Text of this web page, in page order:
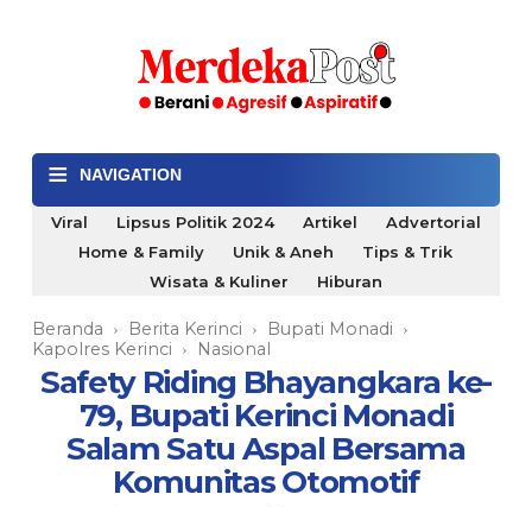
≡ NAVIGATION
Viral Lipsus Politik 2024 Artikel
Advertorial
Home & Family
Unik & Aneh
Tips & Trik
Wisata & Kuliner
Hiburan
Beranda › Berita Kerinci › Bupati Monadi ›
Kapolres Kerinci › Nasional
Safety Riding Bhayangkara ke-
79, Bupati Kerinci Monadi
Salam Satu Aspal Bersama
Komunitas Otomotif